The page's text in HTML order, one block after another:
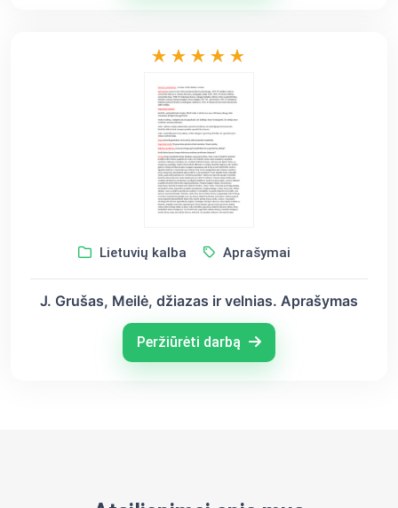
Lietuvių kalba Aprašymai
J. Grušas, Meilė, džiazas ir velnias. Aprašymas
Peržiūrėti darbą